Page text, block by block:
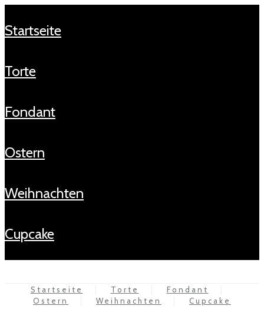
startseite
torte
fondant
ostern
weihnachten
cupcake
Startseite Torte
Fondant
Ostern
Weihnachten Cupcake